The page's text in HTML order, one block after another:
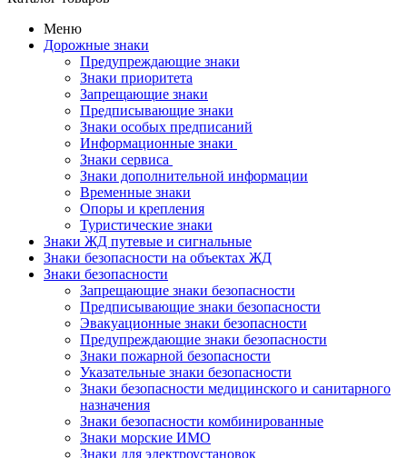
Меню
Дорожные знаки
Предупреждающие знаки
Знаки приоритета
Запрещающие знаки
Предписывающие знаки
Знаки особых предписаний
Информационные знаки
Знаки сервиса
Знаки дополнительной информации
Временные знаки
Опоры и крепления
Туристические знаки
Знаки ЖД путевые и сигнальные
Знаки безопасности на объектах ЖД
Знаки безопасности
Запрещающие знаки безопасности
Предписывающие знаки безопасности
Эвакуационные знаки безопасности
Предупреждающие знаки безопасности
Знаки пожарной безопасности
Указательные знаки безопасности
Знаки безопасности медицинского и санитарного
назначения
Знаки безопасности комбинированные
Знаки морские ИМО
Знаки для электроустановок